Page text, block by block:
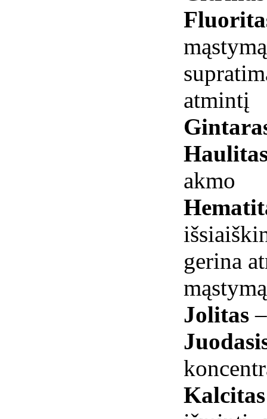
atmintį
akmo
gerina
Jolitas